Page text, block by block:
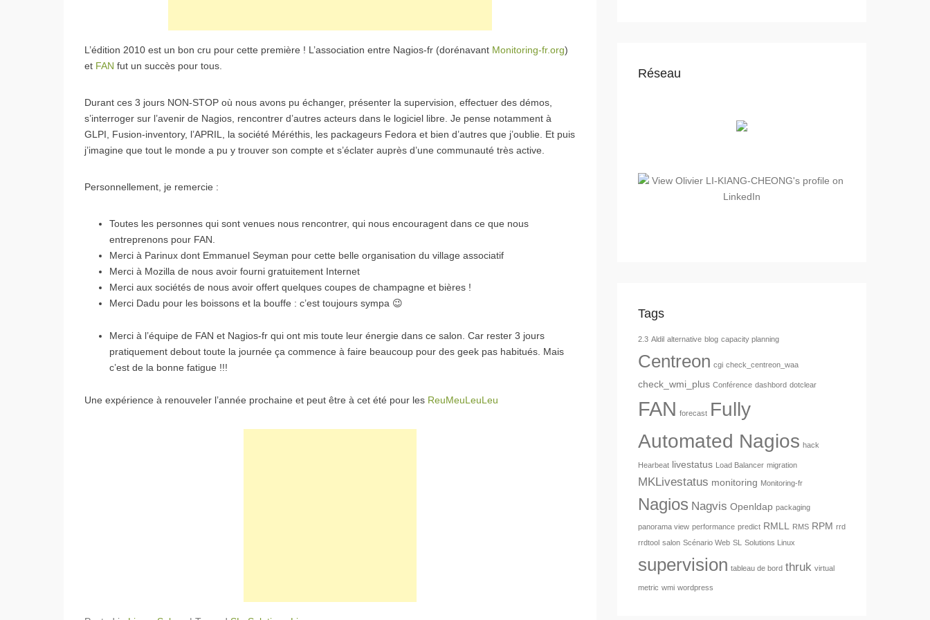
L’édition 2010 est un bon cru pour cette première ! L’association entre Nagios-fr (dorénavant Monitoring-fr.org)
et FAN fut un succès pour tous.
Durant ces 3 jours NON-STOP où nous avons pu échanger, présenter la supervision, effectuer des démos,
s’interroger sur l’avenir de Nagios, rencontrer d’autres acteurs dans le logiciel libre. Je pense notamment à
GLPI, Fusion-inventory, l’APRIL, la société Méréthis, les packageurs Fedora et bien d’autres que j’oublie. Et puis
j’imagine que tout le monde a pu y trouver son compte et s’éclater auprès d’une communauté très active.
Personnellement, je remercie :
Toutes les personnes qui sont venues nous rencontrer, qui nous encouragent dans ce que nous
entreprenons pour FAN.
Merci à Parinux dont Emmanuel Seyman pour cette belle organisation du village associatif
Merci à Mozilla de nous avoir fourni gratuitement Internet
Merci aux sociétés de nous avoir offert quelques coupes de champagne et bières !
Merci Dadu pour les boissons et la bouffe : c’est toujours sympa 😉
Merci à l’équipe de FAN et Nagios-fr qui ont mis toute leur énergie dans ce salon. Car rester 3 jours
pratiquement debout toute la journée ça commence à faire beaucoup pour des geek pas habitués. Mais
c’est de la bonne fatigue !!!
Une expérience à renouveler l’année prochaine et peut être à cet été pour les ReuMeuLeuLeu
Réseau
Tags
2.3 Aldil alternative blog capacity planning
Centreon cgi check_centreon_waa
check_wmi_plus Conférence dashbord dotclear
FAN forecast Fully
Automated Nagios hack
Hearbeat livestatus Load Balancer migration
MKLivestatus monitoring Monitoring-fr
Nagios Nagvis Openldap packaging
panorama view performance predict RMLL RMS RPM rrd
rrdtool salon Scénario Web SL Solutions Linux
supervision tableau de bord thruk virtual
metric wmi wordpress